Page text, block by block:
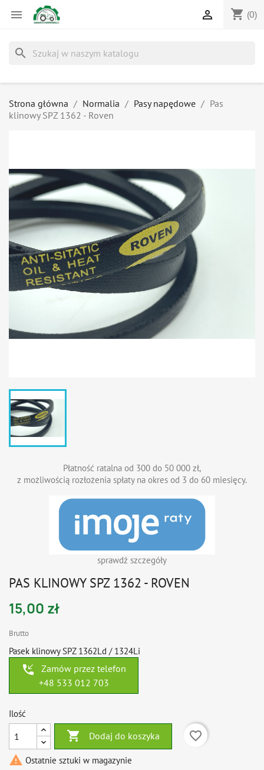
 shopping_cart (0)

search
Strona główna Normalia Pasy napędowe
Pas
klinowy SPZ 1362 - Roven
Płatność ratalna od 300 do 50 000 zł,
z możliwością rozłożenia spłaty na okres od 3 do 60 miesięcy.
sprawdź szczegóły
PAS KLINOWY SPZ 1362 - ROVEN
15,00 zł
Brutto
Pasek klinowy SPZ 1362Ld / 1324Li
phone_callback
Zamów przez telefon
+48 533 012 703
Ilość
 Dodaj do koszyka
favorite_border
 Ostatnie sztuki w magazynie